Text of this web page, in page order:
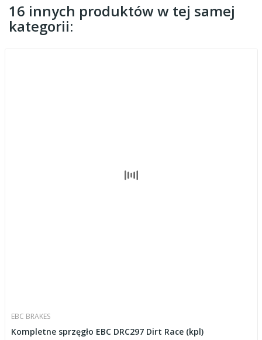
16 innych produktów w tej samej
kategorii:
EBC BRAKES
Kompletne sprzęgło EBC DRC297 Dirt Race (kpl)